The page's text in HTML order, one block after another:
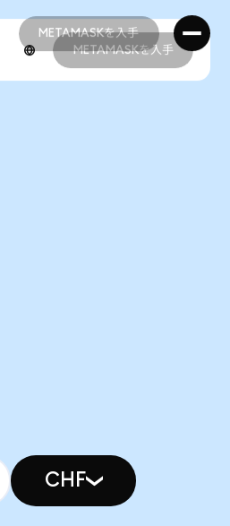
METAMASKを入手
METAMASKを入手
METAMASKを入手
CHF